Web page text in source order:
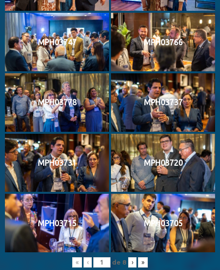
MPH03747 MPH03766
MPH03778 MPH03737
MPH03731 MPH03720
MPH03715 MPH03705
« ‹ de 8 › »